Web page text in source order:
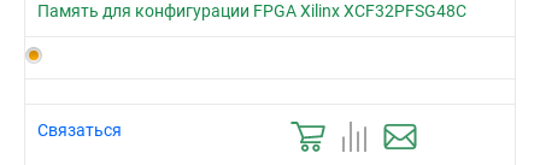
Память для конфигурации FPGA Xilinx XCF32PFSG48C
Связаться